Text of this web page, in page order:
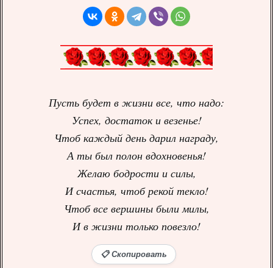
Пусть будет в жизни все, что надо:
Успех, достаток и везенье!
Чтоб каждый день дарил награду,
А ты был полон вдохновенья!
Желаю бодрости и силы,
И счастья, чтоб рекой текло!
Чтоб все вершины были милы,
И в жизни только повезло!
📋 Скопировать